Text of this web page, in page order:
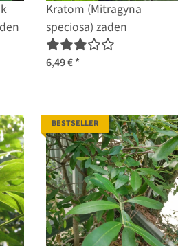
Kratom (Mitragyna
speciosa) zaden
6,49 €*
BESTSELLER